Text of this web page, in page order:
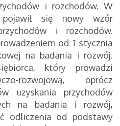
i rozchodów. W
się nowy wzór
i rozchodów.
od 1 stycznia
na badania i rozwój.
który prowadzi
rozwojową, oprócz
uzyskania przychodów
na badania i rozwój,
odliczenia od podstawy